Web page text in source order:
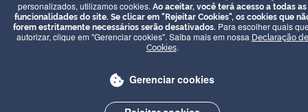
personalizados, utilizamos cookies. Ao aceitar, você terá acesso a todas as
funcionalidades do site. Se clicar em "Rejeitar Cookies", os cookies que
forem estritamente necessários serão desativados. Para escolher quais
autorizar, clique em "Gerenciar cookies". Saiba mais em nossa Declaração de
Cookies.
Gerenciar cookies